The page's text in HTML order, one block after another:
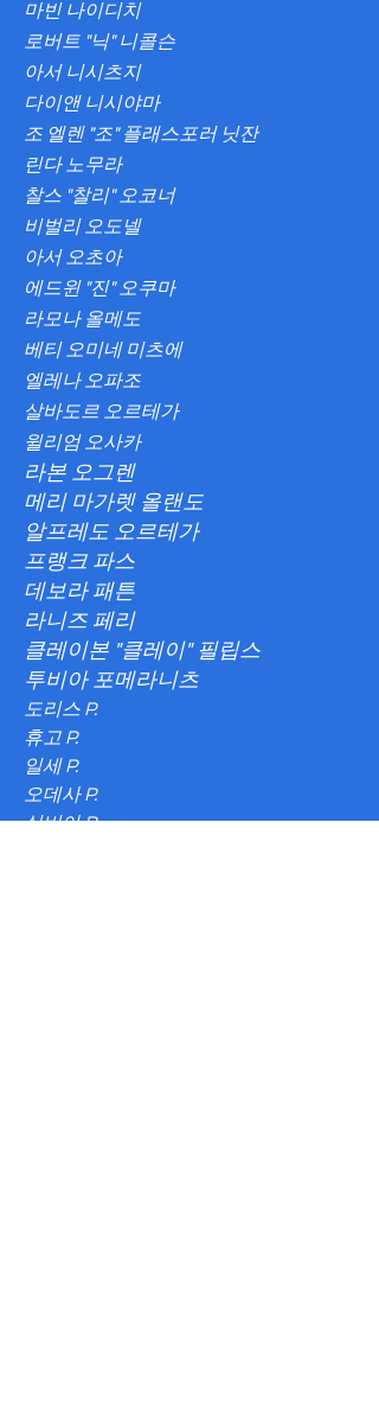
마빈 나이디치
로버트 "닉" 니콜슨
아서 니시츠지
다이앤 니시야마
조 엘렌 "조" 플래스포러 닛잔
린다 노무라
찰스 "찰리" 오코너
비벌리 오도넬
아서 오초아
에드윈 "진" 오쿠마
라모나 올메도
베티 오미네 미츠에
엘레나 오파조
살바도르 오르테가
윌리엄 오사카
라본 오그렌
메리 마가렛 올랜도
알프레도 오르테가
프랭크 파스
데보라 패튼
라니즈 페리
클레이본 "클레이" 필립스
투비아 포메라니츠
도리스 P.
휴고 P.
일세 P.
오데사 P.
실비아 P.